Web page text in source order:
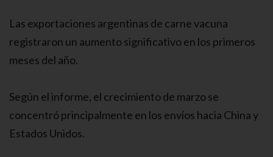
Las exportaciones argentinas de carne vacuna
registraron un aumento significativo en los primeros
meses del año.
Según el informe, el crecimiento de marzo se
concentró principalmente en los envíos hacia China y
Estados Unidos.